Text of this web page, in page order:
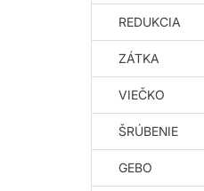
REDUKCIA
ZÁTKA
VIEČKO
ŠRÚBENIE
GEBO